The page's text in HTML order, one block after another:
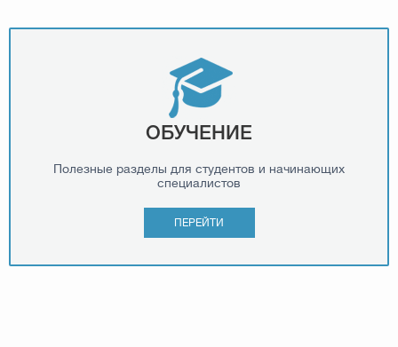
ОБУЧЕНИЕ
Полезные разделы для студентов и начинающих
специалистов
ПЕРЕЙТИ